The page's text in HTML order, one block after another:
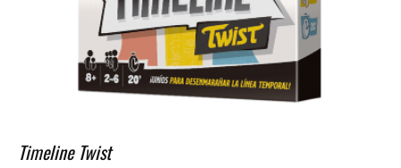
Timeline Twist